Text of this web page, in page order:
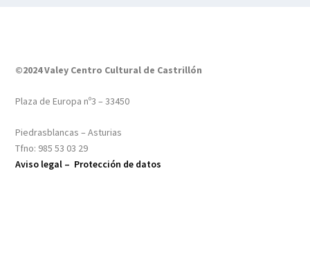
©2024 Valey Centro Cultural de Castrillón
Plaza de Europa nº3 – 33450
Piedrasblancas – Asturias
Tfno: 985 53 03 29
Aviso legal – Protección de datos